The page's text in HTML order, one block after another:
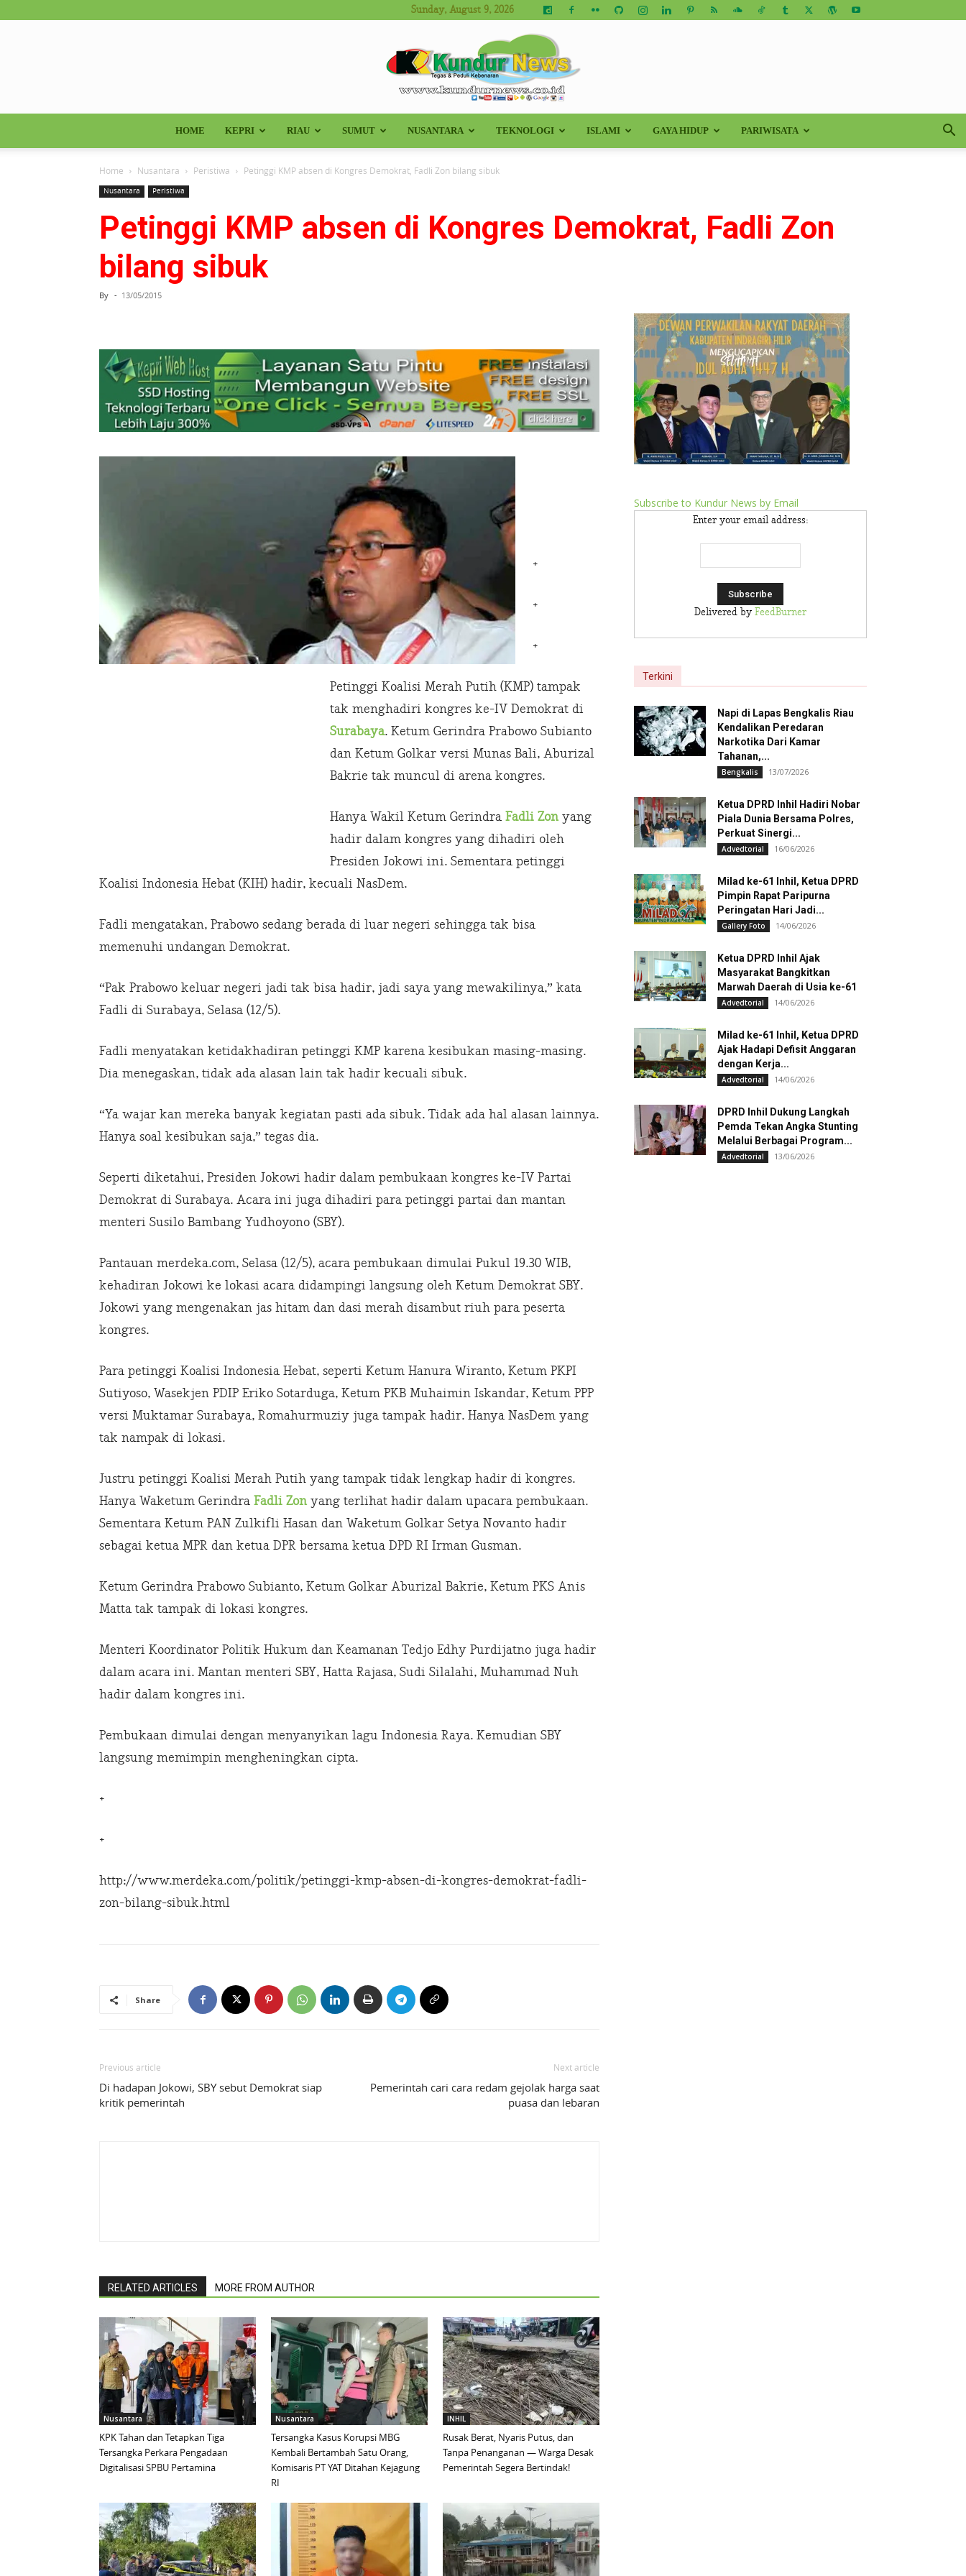
Sunday, August 9, 2026
Kundur
News
HOME KEPRI RIAU SUMUT NUSANTARA TEKNOLOGI ISLAMI GAYA HIDUP PARIWISATA
Home Nusantara Peristiwa Petinggi KMP absen di Kongres Demokrat, Fadli Zon bilang sibuk
Nusantara Peristiwa
Petinggi KMP absen di Kongres Demokrat, Fadli Zon
bilang sibuk
By - 13/05/2015
+
+
+
Petinggi Koalisi Merah Putih (KMP) tampak
tak menghadiri kongres ke-IV Demokrat di
Surabaya. Ketum Gerindra Prabowo Subianto
dan Ketum Golkar versi Munas Bali, Aburizal
Bakrie tak muncul di arena kongres.
Hanya Wakil Ketum Gerindra Fadli Zonyang
hadir dalam kongres yang dihadiri oleh
Presiden Jokowi ini. Sementara petinggi
Koalisi Indonesia Hebat (KIH) hadir, kecuali NasDem.
Fadli mengatakan, Prabowo sedang berada di luar negeri sehingga tak bisa
memenuhi undangan Demokrat.
“Pak Prabowo keluar negeri jadi tak bisa hadir, jadi saya yang mewakilinya,” kata
Fadli di Surabaya, Selasa (12/5).
Fadli menyatakan ketidakhadiran petinggi KMP karena kesibukan masing-masing.
Dia menegaskan, tidak ada alasan lain tak hadir kecuali sibuk.
“Ya wajar kan mereka banyak kegiatan pasti ada sibuk. Tidak ada hal alasan lainnya.
Hanya soal kesibukan saja,” tegas dia.
Seperti diketahui, Presiden Jokowi hadir dalam pembukaan kongres ke-IV Partai
Demokrat di Surabaya. Acara ini juga dihadiri para petinggi partai dan mantan
menteri Susilo Bambang Yudhoyono (SBY).
Pantauan merdeka.com, Selasa (12/5), acara pembukaan dimulai Pukul 19.30 WIB,
kehadiran Jokowi ke lokasi acara didampingi langsung oleh Ketum Demokrat SBY.
Jokowi yang mengenakan jas hitam dan dasi merah disambut riuh para peserta
kongres.
Para petinggi Koalisi Indonesia Hebat, seperti Ketum Hanura Wiranto, Ketum PKPI
Sutiyoso, Wasekjen PDIP Eriko Sotarduga, Ketum PKB Muhaimin Iskandar, Ketum PPP
versi Muktamar Surabaya, Romahurmuziy juga tampak hadir. Hanya NasDem yang
tak nampak di lokasi.
Justru petinggi Koalisi Merah Putih yang tampak tidak lengkap hadir di kongres.
Hanya Waketum Gerindra Fadli Zonyang terlihat hadir dalam upacara pembukaan.
Sementara Ketum PAN Zulkifli Hasan dan Waketum Golkar Setya Novanto hadir
sebagai ketua MPR dan ketua DPR bersama ketua DPD RI Irman Gusman.
Ketum Gerindra Prabowo Subianto, Ketum Golkar Aburizal Bakrie, Ketum PKS Anis
Matta tak tampak di lokasi kongres.
Menteri Koordinator Politik Hukum dan Keamanan Tedjo Edhy Purdijatno juga hadir
dalam acara ini. Mantan menteri SBY, Hatta Rajasa, Sudi Silalahi, Muhammad Nuh
hadir dalam kongres ini.
Pembukaan dimulai dengan menyanyikan lagu Indonesia Raya. Kemudian SBY
langsung memimpin mengheningkan cipta.
+
+
http://www.merdeka.com/politik/petinggi-kmp-absen-di-kongres-demokrat-fadli-
zon-bilang-sibuk.html
Share
Previous article
Di hadapan Jokowi, SBY sebut Demokrat siap
kritik pemerintah
Next article
Pemerintah cari cara redam gejolak harga saat
puasa dan lebaran
RELATED ARTICLES MORE FROM AUTHOR
Nusantara
KPK Tahan dan Tetapkan Tiga
Tersangka Perkara Pengadaan
Digitalisasi SPBU Pertamina
Nusantara
Tersangka Kasus Korupsi MBG
Kembali Bertambah Satu Orang,
Komisaris PT YAT Ditahan Kejagung
RI
INHIL
Rusak Berat, Nyaris Putus, dan
Tanpa Penanganan — Warga Desak
Pemerintah Segera Bertindak!
Subscribe to Kundur News by Email
Enter your email address:
Delivered by FeedBurner
Terkini
Napi di Lapas Bengkalis Riau
Kendalikan Peredaran
Narkotika Dari Kamar
Tahanan,...
Bengkalis 13/07/2026
Ketua DPRD Inhil Hadiri Nobar
Piala Dunia Bersama Polres,
Perkuat Sinergi...
Advedtorial 16/06/2026
Milad ke-61 Inhil, Ketua DPRD
Pimpin Rapat Paripurna
Peringatan Hari Jadi...
Gallery Foto 14/06/2026
Ketua DPRD Inhil Ajak
Masyarakat Bangkitkan
Marwah Daerah di Usia ke-61
Advedtorial 14/06/2026
Milad ke-61 Inhil, Ketua DPRD
Ajak Hadapi Defisit Anggaran
dengan Kerja...
Advedtorial 14/06/2026
DPRD Inhil Dukung Langkah
Pemda Tekan Angka Stunting
Melalui Berbagai Program...
Advedtorial 13/06/2026